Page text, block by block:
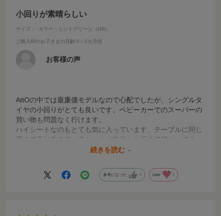
小回りが素晴らしい
サイズ：- カラー：ミントグリーン（GR）
ご購入時のお子さまの月齢:0～3カ月頃
お客様の声
AttOの中では最廉価モデルなので心配でしたが、シングルタ
イヤの小回りがとても良いです。ベビーカーでのスーパーの
買い物も問題なく行けます。
ハイシートなのもとても気に入っています。テーブルに同じ
高さで座れるので、赤ちゃんが自分から近くて嬉しいです。
ただ、幌の色だけ写真のように鮮やかなミントグリーンでは
続きを読む
参考になった 2 Like! 1